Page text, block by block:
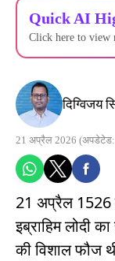
Quick AI
Click here to view
दिग्विजय
21 अप्रैल 2026
21 अप्रैल 1526
इब्राहिम लोदी
की विशाल फौज